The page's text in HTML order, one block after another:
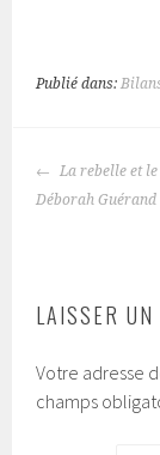
Publié dans:
La rebelle et
Déborah Guérand
LAISSER UN
Votre adresse
champs